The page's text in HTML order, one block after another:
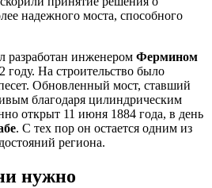
надежного моста, способного
инженером Фермином
году. На строительство было
Обновленный мост, ставший
благодаря цилиндрическим
открыт 11 июня 1884 года, в день
. С тех пор он остается одним из
региона.
нужно